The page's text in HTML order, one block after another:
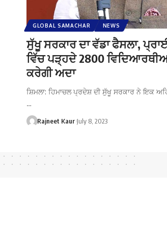
GLOBAL SAMACHAR NEWS
ਸੁੱਖੂ ਸਰਕਾਰ ਦਾ ਵੱਡਾ ਫੈਸਲਾ,
ਵਿੱਚ ਪੜ੍ਹਦੇ 2800
ਕਰੇਗੀ ਅਦਾ
ਸ਼ਿਮਲਾ: ਹਿਮਾਚਲ ਪ੍ਰਦੇਸ਼ ਦੀ ਸੁੱਖੂ ਸਰਕਾਰ ਨੇ ਇਕ
…
Rajneet Kaur July 8, 2023